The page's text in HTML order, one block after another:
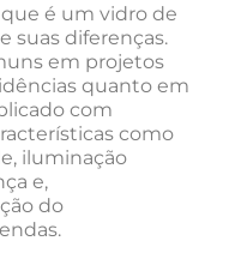
que é um vidro de
suas diferenças.
em projetos
quanto em
com
como
iluminação
e,
do